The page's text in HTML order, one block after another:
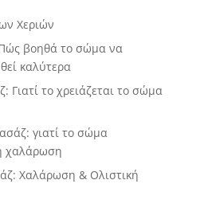
Χεριών
βοηθά το σώμα να
καλύτερα
το χρειάζεται το σώμα
γιατί το σώμα
χαλάρωση
Χαλάρωση & Ολιστική